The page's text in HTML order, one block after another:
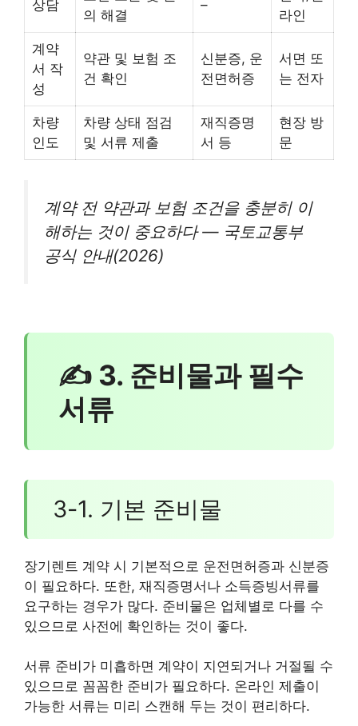
상담
의 해결
–
라인
계약
서 작
성
약관 및 보험 조
건 확인
신분증, 운
전면허증
서면 또
는 전자
차량
인도
차량 상태 점검
및 서류 제출
재직증명
서 등
현장 방
문
계약 전 약관과 보험 조건을 충분히 이
해하는 것이 중요하다 — 국토교통부
공식 안내(2026)
✍ 3. 준비물과 필수
서류
3-1. 기본 준비물
장기렌트 계약 시 기본적으로 운전면허증과 신분증
이 필요하다. 또한, 재직증명서나 소득증빙서류를
요구하는 경우가 많다. 준비물은 업체별로 다를 수
있으므로 사전에 확인하는 것이 좋다.
서류 준비가 미흡하면 계약이 지연되거나 거절될 수
있으므로 꼼꼼한 준비가 필요하다. 온라인 제출이
가능한 서류는 미리 스캔해 두는 것이 편리하다.